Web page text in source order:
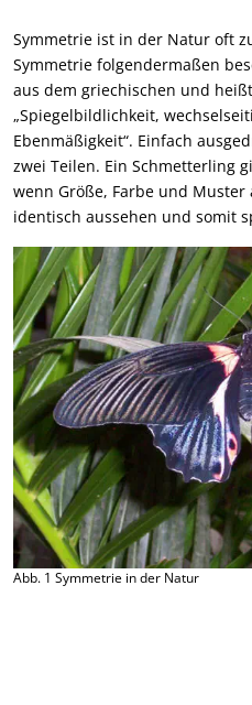
Symmetrie ist in der Natur oft
Symmetrie folgendermaßen
aus dem griechischen und
„Spiegelbildlichkeit,
Ebenmäßigkeit“. Einfach
zwei Teilen. Ein Schmetterling
wenn Größe, Farbe und
identisch aussehen und somit
Abb. 1 Symmetrie in der Natur